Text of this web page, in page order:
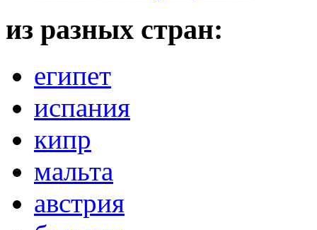
из разных стран:
египет
испания
кипр
мальта
австрия